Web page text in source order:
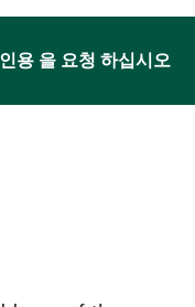
인용 을 요청 하십시오